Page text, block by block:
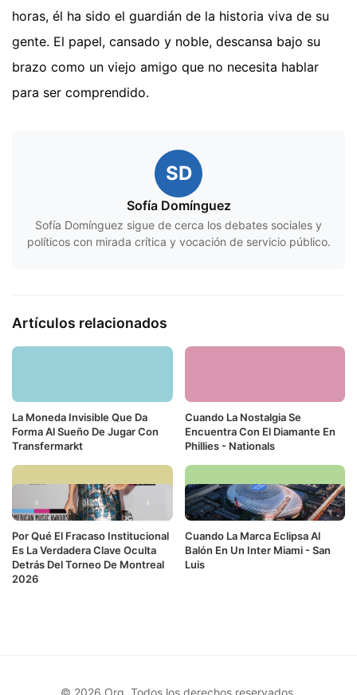
horas, él ha sido el guardián de la historia viva de su
gente. El papel, cansado y noble, descansa bajo su
brazo como un viejo amigo que no necesita hablar
para ser comprendido.
SD
Sofía Domínguez
Sofía Domínguez sigue de cerca los debates sociales y
políticos con mirada crítica y vocación de servicio público.
Artículos relacionados
La Moneda Invisible Que Da
Forma Al Sueño De Jugar Con
Transfermarkt
Cuando La Nostalgia Se
Encuentra Con El Diamante En
Phillies - Nationals
Por Qué El Fracaso Institucional
Es La Verdadera Clave Oculta
Detrás Del Torneo De Montreal
2026
Cuando La Marca Eclipsa Al
Balón En Un Inter Miami - San
Luis
© 2026 Org. Todos los derechos reservados.